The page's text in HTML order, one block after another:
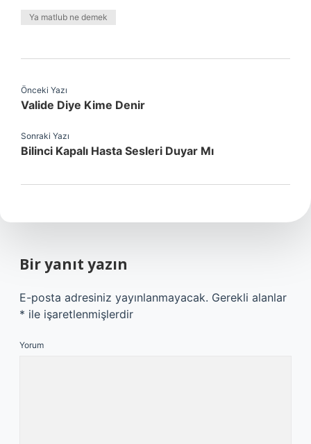
Ya matlub ne demek
Önceki Yazı
Valide Diye Kime Denir
Sonraki Yazı
Bilinci Kapalı Hasta Sesleri Duyar Mı
Bir yanıt yazın
E-posta adresiniz yayınlanmayacak. Gerekli alanlar
* ile işaretlenmişlerdir
Yorum